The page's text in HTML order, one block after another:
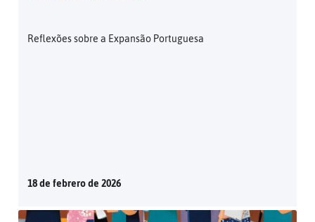
Reflexões sobre a Expansão Portuguesa
18 de febrero de 2026